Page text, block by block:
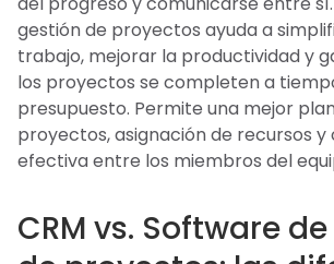
gestión de proyectos ayuda a
trabajo, mejorar la productividad y
los proyectos se completen a
presupuesto. Permite una mejor
proyectos, asignación de recursos
efectiva entre los miembros del
CRM vs. Software